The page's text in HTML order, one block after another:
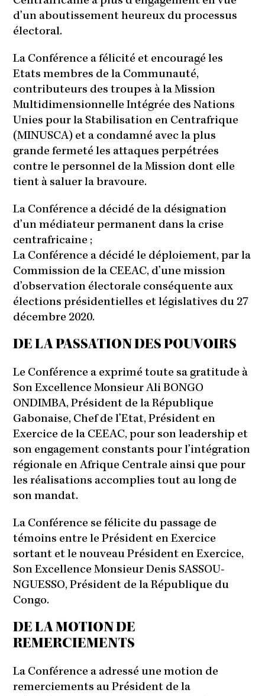
d’un aboutissement heureux du processus
électoral.
La Conférence a félicité et encouragé les
Etats membres de la Communauté,
contributeurs des troupes à la Mission
Multidimensionnelle Intégrée des Nations
Unies pour la Stabilisation en Centrafrique
(MINUSCA) et a condamné avec la plus
grande fermeté les attaques perpétrées
contre le personnel de la Mission dont elle
tient à saluer la bravoure.
La Conférence a décidé de la désignation
d’un médiateur permanent dans la crise
centrafricaine ;
La Conférence a décidé le déploiement, par la
Commission de la CEEAC, d’une mission
d’observation électorale conséquente aux
élections présidentielles et législatives du 27
décembre 2020.
DE LA PASSATION DES POUVOIRS
Le Conférence a exprimé toute sa gratitude à
Son Excellence Monsieur Ali BONGO
ONDIMBA, Président de la République
Gabonaise, Chef de l’Etat, Président en
Exercice de la CEEAC, pour son leadership et
son engagement constants pour l’intégration
régionale en Afrique Centrale ainsi que pour
les réalisations accomplies tout au long de
son mandat.
La Conférence se félicite du passage de
témoins entre le Président en Exercice
sortant et le nouveau Président en Exercice,
Son Excellence Monsieur Denis SASSOU-
NGUESSO, Président de la République du
Congo.
DE LA MOTION DE
REMERCIEMENTS
La Conférence a adressé une motion de
remerciements au Président de la